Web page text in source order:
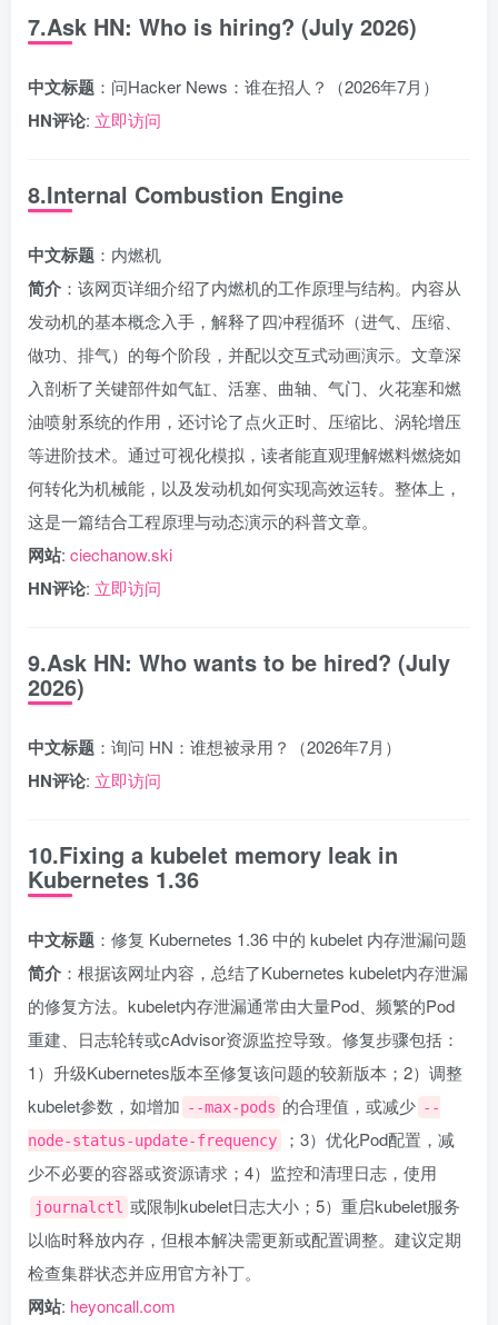
7.Ask HN: Who is hiring? (July 2026)
中文标题 ：问Hacker News：谁在招人？（2026年7月）
HN评论: 立即访问
8.Internal Combustion Engine
中文标题 ：内燃机
简介 ：该网页详细介绍了内燃机的工作原理与结构。内容从
发动机的基本概念入手，解释了四冲程循环（进气、压缩、
做功、排气）的每个阶段，并配以交互式动画演示。文章深
入剖析了关键部件如气缸、活塞、曲轴、气门、火花塞和燃
油喷射系统的作用，还讨论了点火正时、压缩比、涡轮增压
等进阶技术。通过可视化模拟，读者能直观理解燃料燃烧如
何转化为机械能，以及发动机如何实现高效运转。整体上，
这是一篇结合工程原理与动态演示的科普文章。
网站: ciechanow.ski
HN评论: 立即访问
9.Ask HN: Who wants to be hired? (July
2026)
中文标题 ：询问 HN：谁想被录用？（2026年7月）
HN评论: 立即访问
10.Fixing a kubelet memory leak in
Kubernetes 1.36
中文标题 ：修复 Kubernetes 1.36 中的 kubelet 内存泄漏问题
简介 ：根据该网址内容，总结了Kubernetes kubelet内存泄漏
的修复方法。kubelet内存泄漏通常由大量Pod、频繁的Pod
重建、日志轮转或cAdvisor资源监控导致。修复步骤包括：
1）升级Kubernetes版本至修复该问题的较新版本；2）调整
kubelet参数，如增加 --max-pods 的合理值，或减少 --
node-status-update-frequency
；3）优化Pod配置，减
少不必要的容器或资源请求；4）监控和清理日志，使用
journalctl 或限制kubelet日志大小；5）重启kubelet服务
以临时释放内存，但根本解决需更新或配置调整。建议定期
检查集群状态并应用官方补丁。
网站: heyoncall.com